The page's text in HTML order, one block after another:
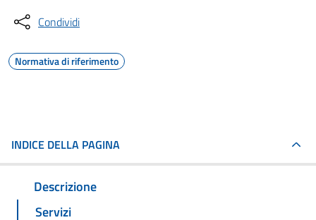
Condividi
Normativa di riferimento
INDICE DELLA PAGINA
Descrizione
Servizi